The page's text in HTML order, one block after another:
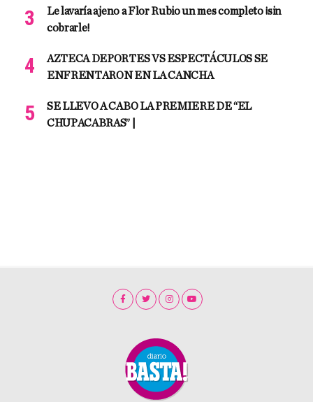
Le lavaría ajeno a Flor Rubio un mes completo ¡sin
cobrarle!
AZTECA DEPORTES VS ESPECTÁCULOS SE
ENFRENTARON EN LA CANCHA
SE LLEVO A CABO LA PREMIERE DE “EL
CHUPACABRAS” |